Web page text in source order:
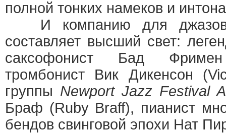
полной тонких намеков и
И компанию для
составляет высший свет:
саксофонист Бад
тромбонист Вик Дикенсон
группы Newport Jazz Festival
Браф (Ruby Braff), пианист
бендов свинговой эпохи Нат